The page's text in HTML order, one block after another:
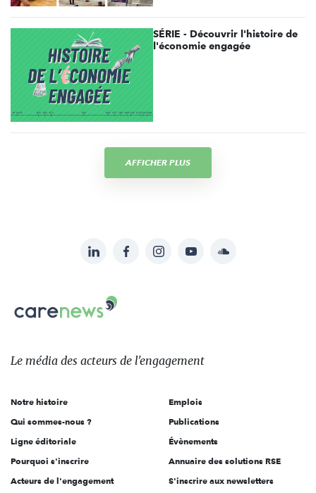
SÉRIE - Découvrir l'histoire de
l'économie engagée
AFFICHER PLUS
sur:
LinkedInFacebookInstagramYouTubeSoundcloud
Carenews,
Le
des
l'engagement
Le média des acteurs de l'engagement
Notre histoire
Qui sommes-nous ?
Ligne éditoriale
Pourquoi s'inscrire
Acteurs de l'engagement
Emplois
Publications
Évènements
Annuaire des solutions RSE
S'inscrire aux newsletters